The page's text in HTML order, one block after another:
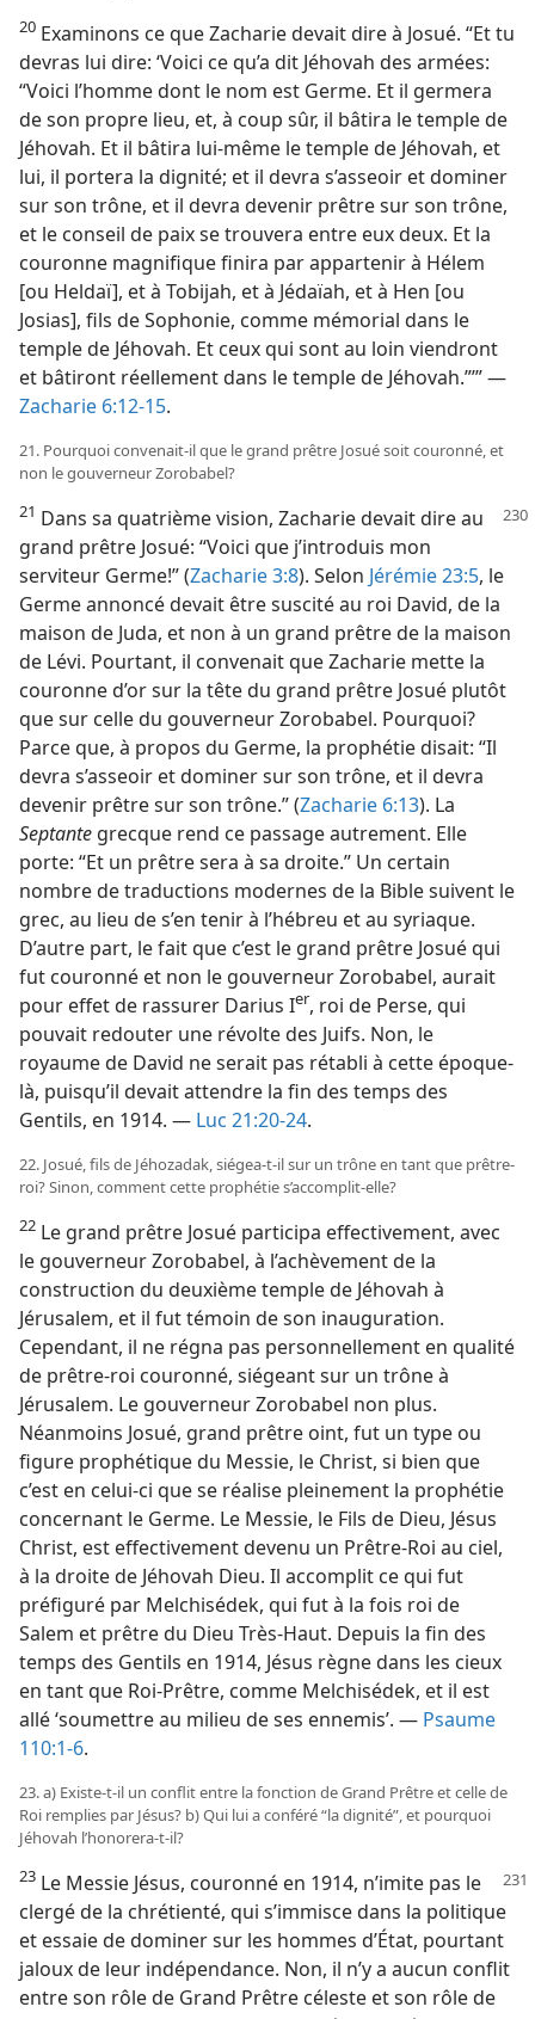
20 Examinons ce que Zacharie devait dire à Josué. “Et tu
devras lui dire: ‘Voici ce qu’a dit Jéhovah des armées:
“Voici l’homme dont le nom est Germe. Et il germera
de son propre lieu, et, à coup sûr, il bâtira le temple de
Jéhovah. Et il bâtira lui-​même le temple de Jéhovah, et
lui, il portera la dignité; et il devra s’asseoir et dominer
sur son trône, et il devra devenir prêtre sur son trône,
et le conseil de paix se trouvera entre eux deux. Et la
couronne magnifique finira par appartenir à Hélem
[ou Heldaï], et à Tobijah, et à Jédaïah, et à Hen [ou
Josias], fils de Sophonie, comme mémorial dans le
temple de Jéhovah. Et ceux qui sont au loin viendront
et bâtiront réellement dans le temple de Jéhovah.”’” —
Zacharie 6:12-15.
21. Pourquoi convenait-​il que le grand prêtre Josué soit couronné, et
non le gouverneur Zorobabel?
21 Dans sa quatrième vision, Zacharie devait dire au
grand prêtre Josué: “Voici que j’introduis mon
serviteur Germe!” (Zacharie 3:8). Selon Jérémie 23:5, le
Germe annoncé devait être suscité au roi David, de la
maison de Juda, et non à un grand prêtre de la maison
de Lévi. Pourtant, il convenait que Zacharie mette la
couronne d’or sur la tête du grand prêtre Josué plutôt
que sur celle du gouverneur Zorobabel. Pourquoi?
Parce que, à propos du Germe, la prophétie disait: “Il
devra s’asseoir et dominer sur son trône, et il devra
devenir prêtre sur son trône.” (Zacharie 6:13). La
Septante grecque rend ce passage autrement. Elle
porte: “Et un prêtre sera à sa droite.” Un certain
nombre de traductions modernes de la Bible suivent le
grec, au lieu de s’en tenir à l’hébreu et au syriaque.
D’autre part, le fait que c’est le grand prêtre Josué qui
fut couronné et non le gouverneur Zorobabel, aurait
pour effet de rassurer Darius Ier, roi de Perse, qui
pouvait redouter une révolte des Juifs. Non, le
royaume de David ne serait pas rétabli à cette époque-​
là, puisqu’il devait attendre la fin des temps des
Gentils, en 1914. — Luc 21:20-24.
22. Josué, fils de Jéhozadak, siégea-​t-​il sur un trône en tant que prêtre-
roi? Sinon, comment cette prophétie s’accomplit-​elle?
22 Le grand prêtre Josué participa effectivement, avec
le gouverneur Zorobabel, à l’achèvement de la
construction du deuxième temple de Jéhovah à
Jérusalem, et il fut témoin de son inauguration.
Cependant, il ne régna pas personnellement en qualité
de prêtre-roi couronné, siégeant sur un trône à
Jérusalem. Le gouverneur Zorobabel non plus.
Néanmoins Josué, grand prêtre oint, fut un type ou
figure prophétique du Messie, le Christ, si bien que
c’est en celui-ci que se réalise pleinement la prophétie
concernant le Germe. Le Messie, le Fils de Dieu, Jésus
Christ, est effectivement devenu un Prêtre-Roi au ciel,
à la droite de Jéhovah Dieu. Il accomplit ce qui fut
préfiguré par Melchisédek, qui fut à la fois roi de
Salem et prêtre du Dieu Très-Haut. Depuis la fin des
temps des Gentils en 1914, Jésus règne dans les cieux
en tant que Roi-Prêtre, comme Melchisédek, et il est
allé ‘soumettre au milieu de ses ennemis’. — Psaume
110:1-6.
23. a) Existe-​t-​il un conflit entre la fonction de Grand Prêtre et celle de
Roi remplies par Jésus? b) Qui lui a conféré “la dignité”, et pourquoi
Jéhovah l’honorera-​t-​il?
23 Le Messie Jésus, couronné en 1914, n’imite pas le
clergé de la chrétienté, qui s’immisce dans la politique
et essaie de dominer sur les hommes d’État, pourtant
jaloux de leur indépendance. Non, il n’y a aucun conflit
entre son rôle de Grand Prêtre céleste et son rôle de